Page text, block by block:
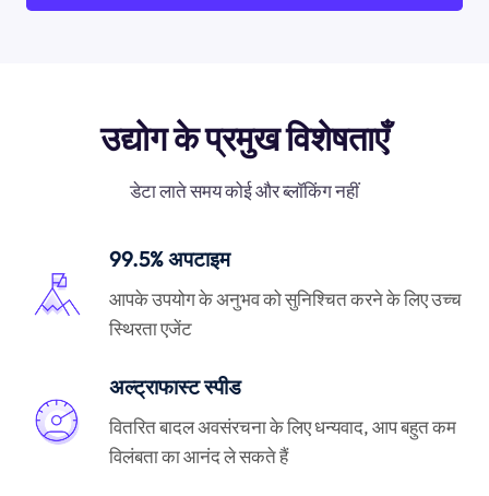
उद्योग के प्रमुख विशेषताएँ
डेटा लाते समय कोई और ब्लॉकिंग नहीं
99.5% अपटाइम
आपके उपयोग के अनुभव को सुनिश्चित करने के लिए उच्च
स्थिरता एजेंट
अल्ट्राफास्ट स्पीड
वितरित बादल अवसंरचना के लिए धन्यवाद, आप बहुत कम
विलंबता का आनंद ले सकते हैं